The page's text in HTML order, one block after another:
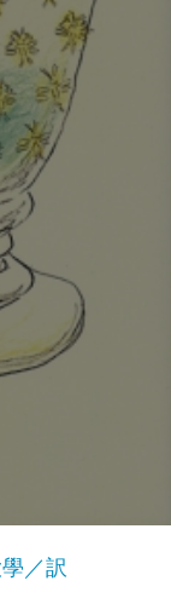
／訳